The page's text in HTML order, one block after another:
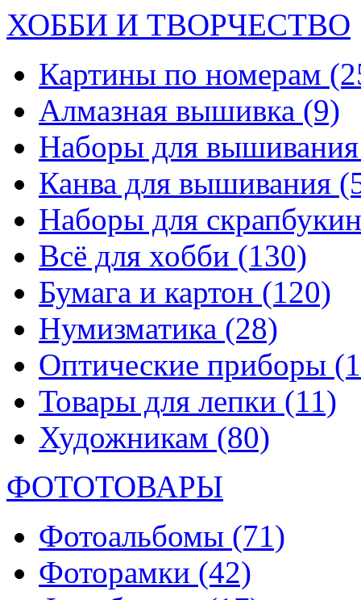
ХОББИ И ТВОРЧЕСТВО
Картины по номерам
Алмазная вышивка (9)
Наборы для
Канва для вышивания
Наборы для
Всё для хобби (130)
Бумага и картон (120)
Нумизматика (28)
Оптические приборы
Товары для лепки (11)
Художникам (80)
ФОТОТОВАРЫ
Фотоальбомы (71)
Фоторамки (42)